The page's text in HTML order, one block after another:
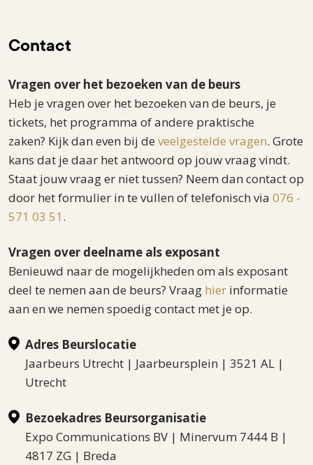
Contact
Vragen over het bezoeken van de beurs
Heb je vragen over het bezoeken van de beurs, je
tickets, het programma of andere praktische
zaken? Kijk dan even bij de veelgestelde vragen. Grote
kans dat je daar het antwoord op jouw vraag vindt.
Staat jouw vraag er niet tussen? Neem dan contact op
door het formulier in te vullen of telefonisch via 076 -
571 03 51 .
Vragen over deelname als exposant
Benieuwd naar de mogelijkheden om als exposant
deel te nemen aan de beurs? Vraag hier informatie
aan en we nemen spoedig contact met je op.
Adres Beurslocatie
Jaarbeurs Utrecht | Jaarbeursplein | 3521 AL |
Utrecht
Bezoekadres Beursorganisatie
Expo Communications BV | Minervum 7444 B |
4817 ZG | Breda